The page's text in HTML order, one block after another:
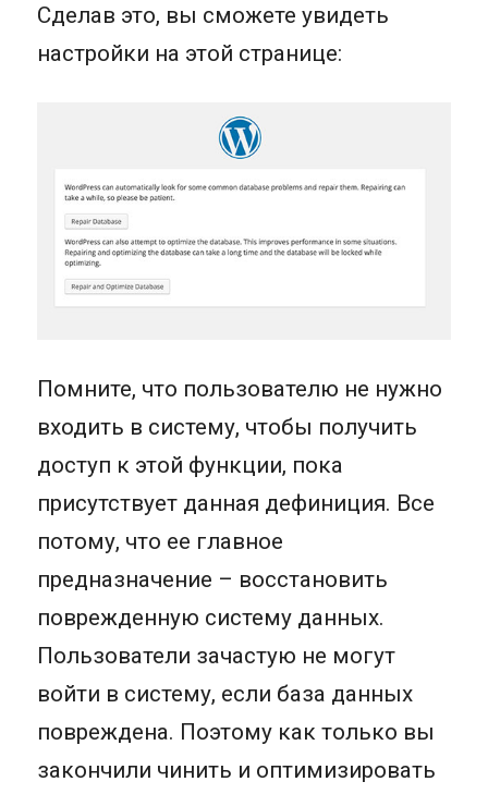
Сделав это, вы сможете увидеть
настройки на этой странице:
Помните, что пользователю не нужно
входить в систему, чтобы получить
доступ к этой функции, пока
присутствует данная дефиниция. Все
потому, что ее главное
предназначение – восстановить
поврежденную систему данных.
Пользователи зачастую не могут
войти в систему, если база данных
повреждена. Поэтому как только вы
закончили чинить и оптимизировать